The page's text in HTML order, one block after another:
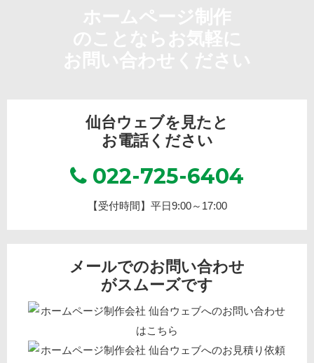
仙台ウェブを見たと
お電話ください
022-725-6404
【受付時間】平日9:00～17:00
メールでのお問い合わせ
がスムーズです